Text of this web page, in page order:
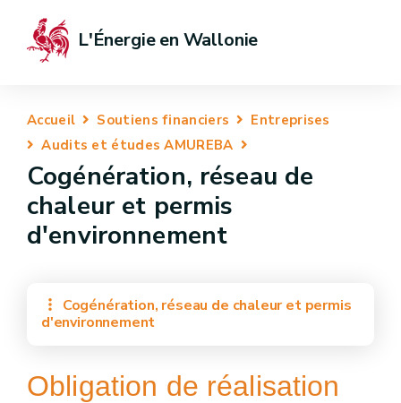
L'Énergie en Wallonie
Accueil Soutiens financiers
Entreprises
Audits et études AMUREBA
Cogénération, réseau de
chaleur et permis
d'environnement
Cogénération, réseau de chaleur et permis
d'environnement
Obligation de réalisation